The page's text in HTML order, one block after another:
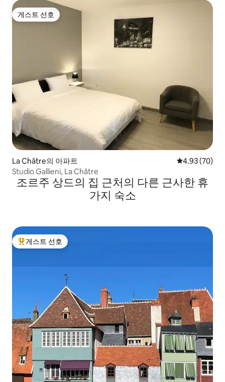
게스트 선호
게스트 선호
La Châtre의 아파트 평점 4.93점(5
4.93 (70)
Studio Gallieni, La Châtre
조르주 상드의 집 근처의 다른 근사한 휴
가지 숙소
상위 게스트 선호
게스트 선호